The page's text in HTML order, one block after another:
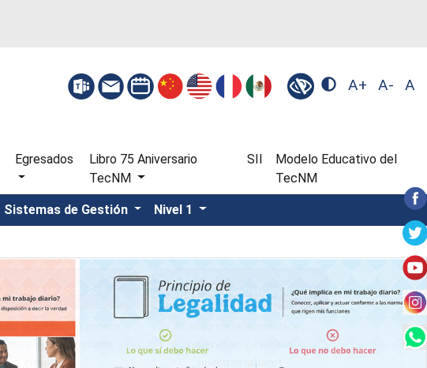
A+ A- A
Egresados
Libro 75 Aniversario
TecNM
SII
Modelo Educativo del
TecNM
Sistemas de Gestión
Nivel 1